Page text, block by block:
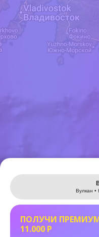
Вулкан •
ПОЛУЧИ
11.000 Р